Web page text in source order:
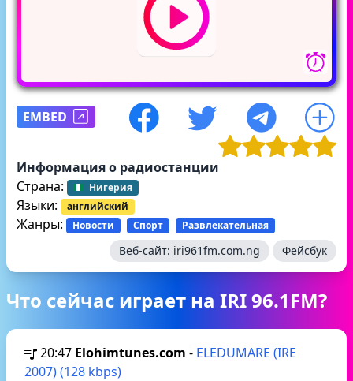
EMBED
Информация о радиостанции
Страна:
Нигерия
Языки: английский
Жанры: Новости Спорт Развлекательная
Веб-сайт: iri961fm.com.ng Фейсбук
Что сейчас играет на IRI 96.1FM?
20:47 Elohimtunes.com - ELEDUMARE (IRE
2007) (128 kbps)